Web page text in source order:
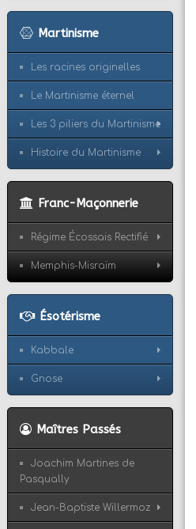
Martinisme
Les racines originelles
Le Martinisme éternel
Les 3 piliers du Martinisme
Histoire du Martinisme
Franc-Maçonnerie
Régime Écossais Rectifié
Memphis-Misraïm
Ésotérisme
Kabbale
Gnose
Maîtres Passés
Joachim Martines de
Pasqually
Jean-Baptiste Willermoz